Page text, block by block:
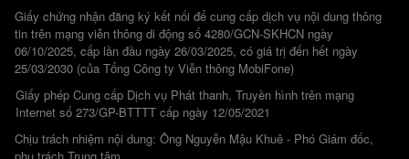
Giấy chứng nhận đăng ký kết nối để cung cấp dịch vụ nội dung thông
tin trên mạng viễn thông di động số 4280/GCN-SKHCN ngày
06/10/2025, cấp lần đầu ngày 26/03/2025, có giá trị đến hết ngày
25/03/2030 (của Tổng Công ty Viễn thông MobiFone)
Giấy phép Cung cấp Dịch vụ Phát thanh, Truyền hình trên mạng
Internet số 273/GP-BTTTT cấp ngày 12/05/2021
Chịu trách nhiệm nội dung: Ông Nguyễn Mậu Khuê - Phó Giám đốc,